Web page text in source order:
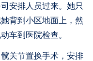
安排人员过来。她只
背到小区地面上，然
车到医院检查。
关节置换手术，安排